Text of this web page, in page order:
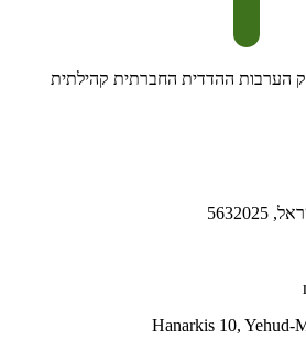
הערבות ההדדית החברתית קהילתית
Hanarkis 10, Yehud-